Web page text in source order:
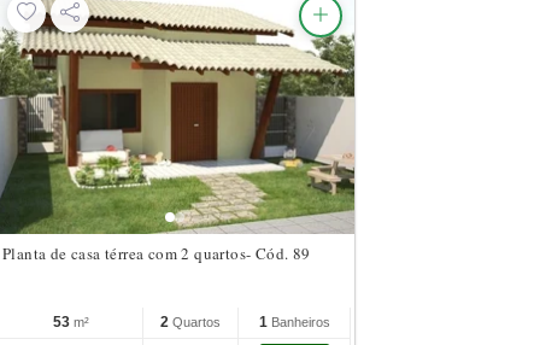
Planta de casa térrea com 2 quartos- Cód. 89
53 m² 2 Quartos 1 Banheiros